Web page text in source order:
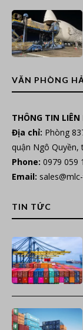
VĂN PHÒNG
THÔNG TIN LIÊN
Địa chỉ: Phòng
quận Ngô Quyền,
Phone: 0979 059
Email:
TIN TỨC